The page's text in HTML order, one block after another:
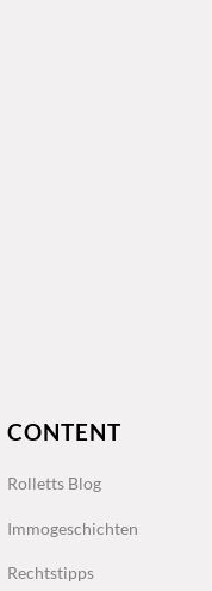
CONTENT
Rolletts Blog
Immogeschichten
Rechtstipps